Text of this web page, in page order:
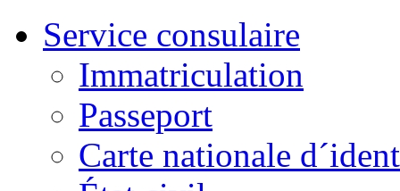
Service consulaire
Immatriculation
Passeport
Carte nationale